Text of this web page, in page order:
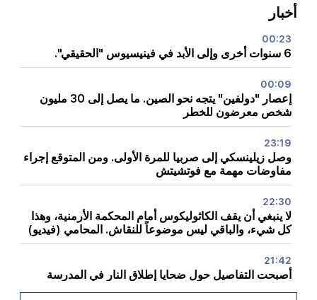
أخبار
00:23
6 سنوات أخرى وإلى الأبد في فينيسيوس "الحقيقي".
00:09
إعصار "دولفين" يتجه نحو الصين. ما يصل إلى 30 مليون
شخص معرضون للخطر
23:19
وصل زيلينسكي إلى صربيا للمرة الأولى. ومن المتوقع إجراء
مفاوضات مهمة مع فوتشيتش
22:30
لا ينبغي أن يقف الكاثوليكوس أمام المحكمة الأرمنية، وهذا
كل شيء، والباقي ليس موضوعاً للنقاش. المحامي (فيديو)
21:42
أصبحت التفاصيل حول ضحايا إطلاق النار في المدرسة